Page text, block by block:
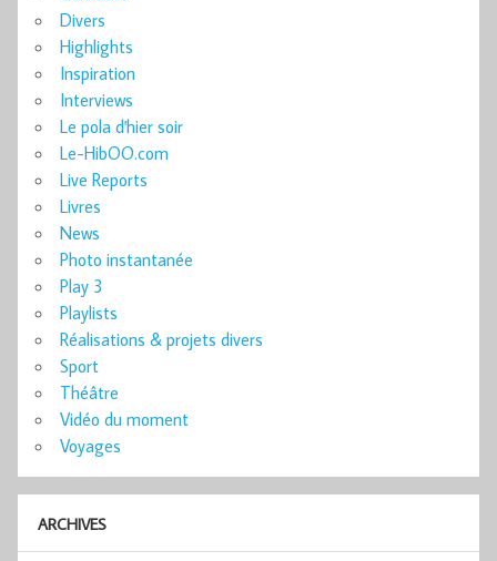
Divers
Highlights
Inspiration
Interviews
Le pola d'hier soir
Le-HibOO.com
Live Reports
Livres
News
Photo instantanée
Play 3
Playlists
Réalisations & projets divers
Sport
Théâtre
Vidéo du moment
Voyages
ARCHIVES